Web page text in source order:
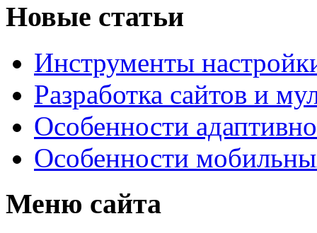
Новые статьи
Инструменты
Разработка сайтов и
Особенности
Особенности
Меню сайта